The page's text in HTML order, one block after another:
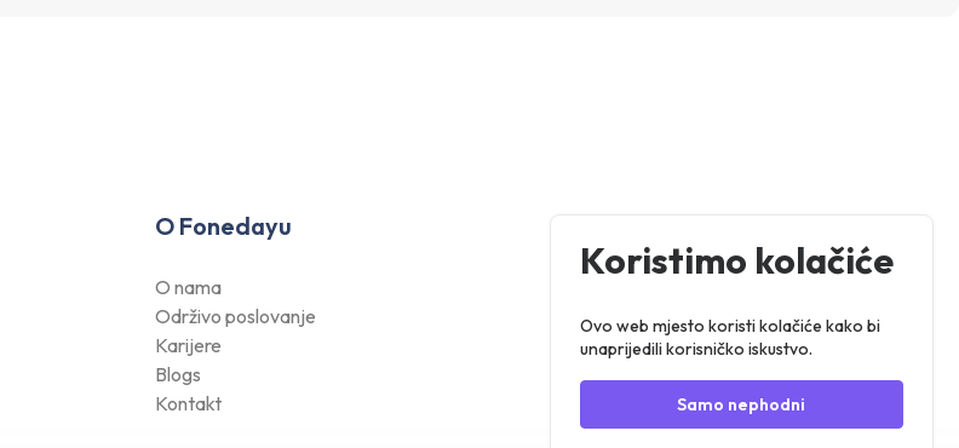
O Fonedayu
O nama
Održivo poslovanje
Karijere
Blogs
Kontakt
Prijava
Koristimo kolačiće
Ovo web mjesto koristi kolačiće kako bi
unaprijedili korisničko iskustvo.
Samo nephodni